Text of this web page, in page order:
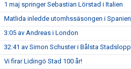
1 maj springer Sebastian Lörstad i Italien
Matlida inledde utomhssäsongen i Spanien
3:05 av Andreas i London
32:41 av Simon Schuster i Bålsta Stadslopp
Vi firar Lidingö Stad 100 år!